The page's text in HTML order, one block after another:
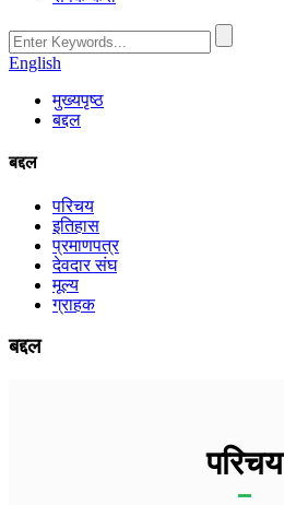
English
मुख्यपृष्ठ
बद्दल
बद्दल
परिचय
इतिहास
प्रमाणपत्र
देवदार संघ
मूल्य
ग्राहक
बद्दल
परिचय